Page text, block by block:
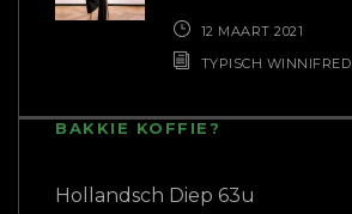
12 MAART 2021
TYPISCH WINNIFRED
BAKKIE KOFFIE?
Hollandsch Diep 63u